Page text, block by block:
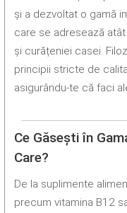
și a dezvoltat o gamă
care se adresează
și curățeniei casei.
principii stricte de
asigurându-te că faci
Ce Găsești în
Care?
De la suplimente
precum vitamina B12